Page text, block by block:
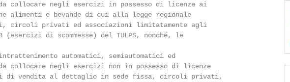
collocare negli esercizi in possesso di licenze ai
alimenti e bevande di cui alla legge regionale
privati ed associazioni limitatamente agli
di scommesse) del TULPS, nonché, le
automatici, semiautomatici ed
collocare negli esercizi non in possesso di licenze
di vendita al dettaglio in sede fissa, circoli privati,